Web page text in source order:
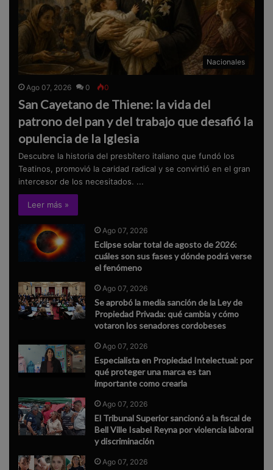
Nacionales
Ago 07, 2026 0 0
San Cayetano de Thiene: la vida del
patrono del pan y del trabajo que desafió la
opulencia de la Iglesia
Descubre la historia del presbítero italiano que fundó los
Teatinos, promovió la caridad radical y se convirtió en el gran
intercesor de los necesitados. ...
Leer más »
Ago 07, 2026
Eclipse solar total de agosto de 2026:
cuáles son sus fases y dónde podrá verse
el fenómeno
Ago 07, 2026
Se aprobó la media sanción de la Ley de
Propiedad Privada: qué cambia y cómo
votaron los senadores cordobeses
Ago 07, 2026
Especialista en Propiedad Intelectual: por
qué proteger una marca es tan
importante como crearla
Ago 07, 2026
El Tribunal Superior sancionó a la fiscal de
Bell Ville Isabel Reyna por violencia laboral
y discriminación
Ago 07, 2026